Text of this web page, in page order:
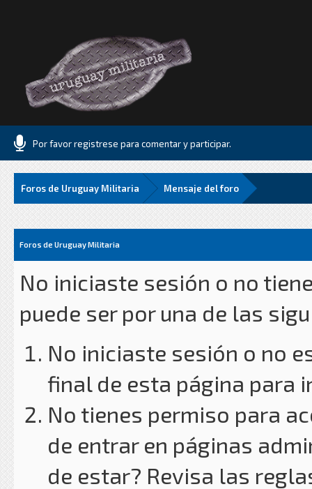
Por favor registrese para comentar y participar.
Foros de Uruguay Militaria Mensaje del foro
Foros de Uruguay Militaria
No iniciaste sesión o no
puede ser por una de las
No iniciaste sesión o no
final de esta página para
No tienes permiso para
de entrar en páginas
de estar? Revisa las